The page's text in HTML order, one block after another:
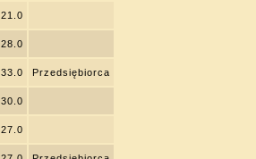
21.0
28.0
33.0 Przedsiębiorca
30.0
27.0